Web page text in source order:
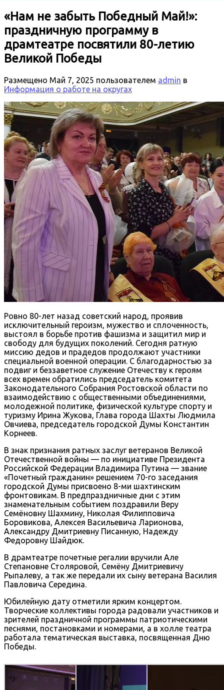
«Нам не забыть Победный Май!»:
праздничную программу в
драмтеатре посвятили 80-летию
Великой Победы
Размещено Май 7, 2025 пользователем admin в
Информация о работе на округах
Ровно 80-лет назад советский народ, проявив
исключительный героизм, мужество и сплоченность,
выстоял в борьбе против фашизма и защитил мир и
свободу для будущих поколений. Сегодня ратную
миссию дедов и прадедов продолжают участники
специальной военной операции. С благодарностью за
подвиг и беззаветное служение Отечеству к героям
всех времен обратились председатель комитета
Законодательного Собрания Ростовской области по
взаимодействию с общественными объединениями,
молодежной политике, физической культуре спорту и
туризму Ирина Жукова, Глава города Шахты Людмила
Овчиева, председатель городской Думы Константин
Корнеев.
В знак признания ратных заслуг ветеранов Великой
Отечественной войны — по инициативе Президента
Российской Федерации Владимира Путина — звание
«Почетный гражданин» решением 70-го заседания
городской Думы присвоено 8-ми шахтинским
фронтовикам. В предпраздничные дни с этим
знаменательным событием поздравили Веру
Семёновну Шахмину, Николая Филипповича
Боровикова, Алексея Васильевича Ларионова,
Александру Дмитриевну Писанную, Надежду
Федоровну Шайдюк.
В драмтеатре почетные регалии вручили Але
Степановне Столяровой, Семёну Дмитриевичу
Рыпалеву, а так же передали их сыну ветерана Василия
Павловича Середина.
Юбилейную дату отметили ярким концертом.
Творческие коллективы города радовали участников и
зрителей праздничной программы патриотическими
песнями, постановками и номерами, а в холле театра
работала тематическая выставка, посвященная Дню
Победы.